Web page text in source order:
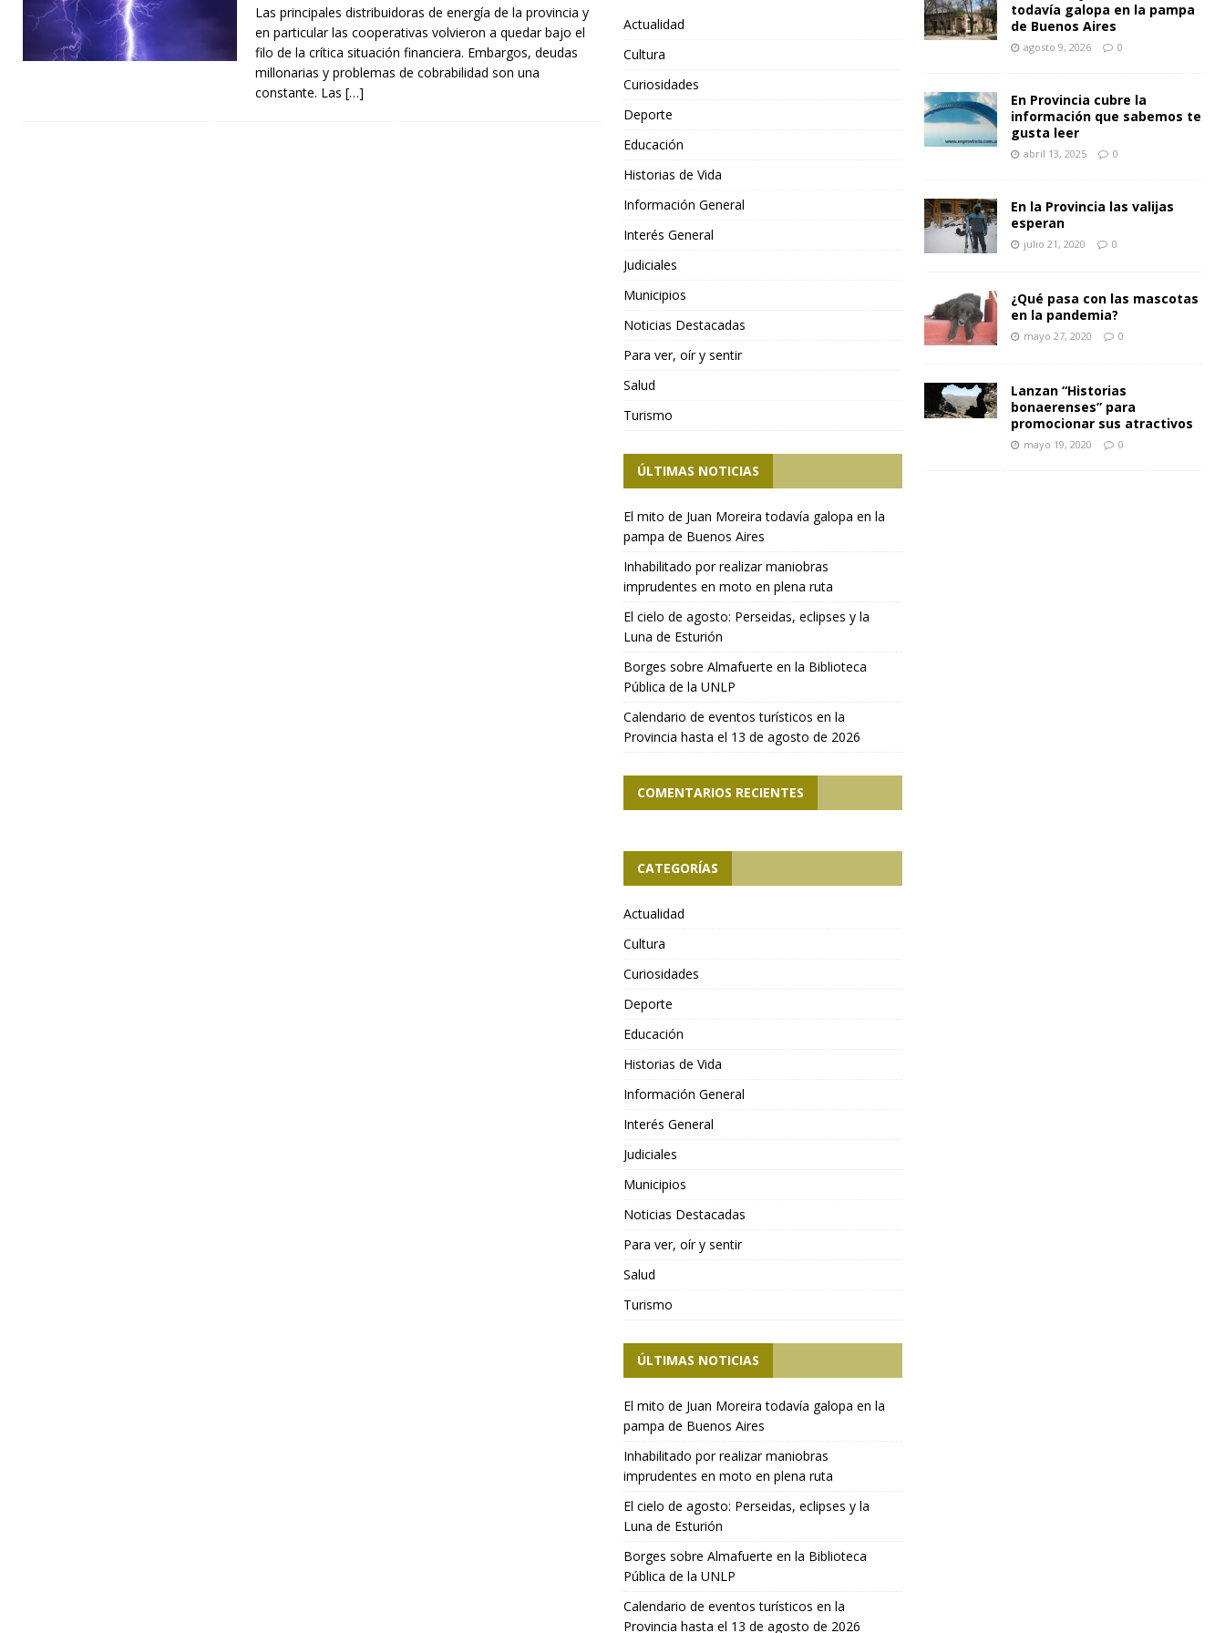
Las principales distribuidoras de energía de la provincia y
en particular las cooperativas volvieron a quedar bajo el
filo de la crítica situación financiera. Embargos, deudas
millonarias y problemas de cobrabilidad son una
constante. Las […]
Actualidad
Cultura
Curiosidades
Deporte
Educación
Historias de Vida
Información General
Interés General
Judiciales
Municipios
Noticias Destacadas
Para ver, oír y sentir
Salud
Turismo
ÚLTIMAS NOTICIAS
El mito de Juan Moreira todavía galopa en la
pampa de Buenos Aires
Inhabilitado por realizar maniobras
imprudentes en moto en plena ruta
El cielo de agosto: Perseidas, eclipses y la
Luna de Esturión
Borges sobre Almafuerte en la Biblioteca
Pública de la UNLP
Calendario de eventos turísticos en la
Provincia hasta el 13 de agosto de 2026
COMENTARIOS RECIENTES
CATEGORÍAS
Actualidad
Cultura
Curiosidades
Deporte
Educación
Historias de Vida
Información General
Interés General
Judiciales
Municipios
Noticias Destacadas
Para ver, oír y sentir
Salud
Turismo
ÚLTIMAS NOTICIAS
El mito de Juan Moreira todavía galopa en la
pampa de Buenos Aires
Inhabilitado por realizar maniobras
imprudentes en moto en plena ruta
El cielo de agosto: Perseidas, eclipses y la
Luna de Esturión
Borges sobre Almafuerte en la Biblioteca
Pública de la UNLP
Calendario de eventos turísticos en la
Provincia hasta el 13 de agosto de 2026
todavía galopa en la pampa
de Buenos Aires
agosto 9, 2026 0
En Provincia cubre la
información que sabemos te
gusta leer
abril 13, 2025 0
En la Provincia las valijas
esperan
julio 21, 2020 0
¿Qué pasa con las mascotas
en la pandemia?
mayo 27, 2020 0
Lanzan “Historias
bonaerenses” para
promocionar sus atractivos
mayo 19, 2020 0